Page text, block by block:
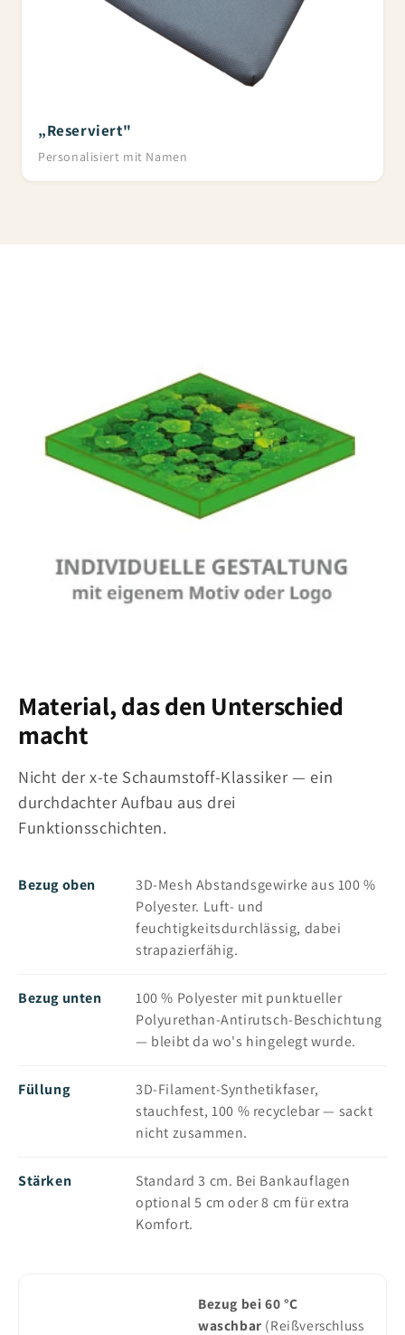
„Reserviert"
Personalisiert mit Namen
Material, das den Unterschied
macht
Nicht der x-te Schaumstoff-Klassiker — ein
durchdachter Aufbau aus drei
Funktionsschichten.
Bezug oben
3D-Mesh Abstandsgewirke aus 100 %
Polyester. Luft- und
feuchtigkeitsdurchlässig, dabei
strapazierfähig.
Bezug unten
100 % Polyester mit punktueller
Polyurethan-Antirutsch-Beschichtung
— bleibt da wo's hingelegt wurde.
Füllung
3D-Filament-Synthetikfaser,
stauchfest, 100 % recyclebar — sackt
nicht zusammen.
Stärken
Standard 3 cm. Bei Bankauflagen
optional 5 cm oder 8 cm für extra
Komfort.
Bezug bei 60 °C
waschbar (Reißverschluss